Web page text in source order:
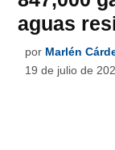
aguas
por Marlén
19 de julio de